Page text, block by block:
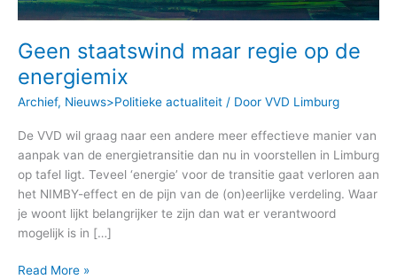
Geen staatswind maar regie op de
energiemix
Archief, Nieuws>Politieke actualiteit / Door VVD Limburg
De VVD wil graag naar een andere meer effectieve manier van
aanpak van de energietransitie dan nu in voorstellen in Limburg
op tafel ligt. Teveel ‘energie’ voor de transitie gaat verloren aan
het NIMBY-effect en de pijn van de (on)eerlijke verdeling. Waar
je woont lijkt belangrijker te zijn dan wat er verantwoord
mogelijk is in […]
Read More »